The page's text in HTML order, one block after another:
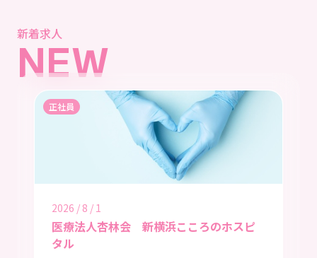
新着求人
NEW
正社員
2026 / 8 / 1
医療法人杏林会 新横浜こころのホスピ
タル